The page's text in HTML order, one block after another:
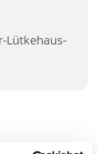
Lütkehaus-